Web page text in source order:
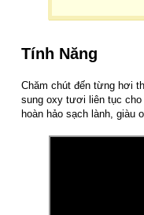
Tính Năng
Chăm chút đến từng hơi
sung oxy tươi liên tục cho
hoàn hảo sạch lành, giàu